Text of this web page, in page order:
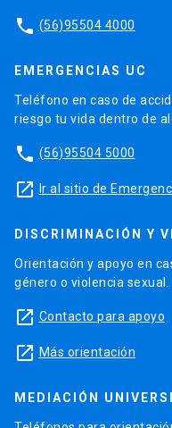
phone (56)95504 4000
EMERGENCIAS UC
Teléfono en caso de
riesgo tu vida dentro de
phone (56)95504 5000
launch Ir al sitio de
DISCRIMINACIÓN Y
Orientación y apoyo en
género o violencia sexual.
launch Contacto para apoyo
launch Más orientación
MEDIACIÓN